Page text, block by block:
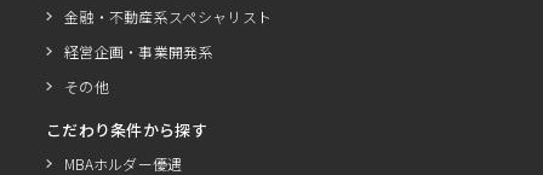
金融・不動産系スペシャリスト
経営企画・事業開発系
その他
こだわり条件から探す
MBAホルダー優遇